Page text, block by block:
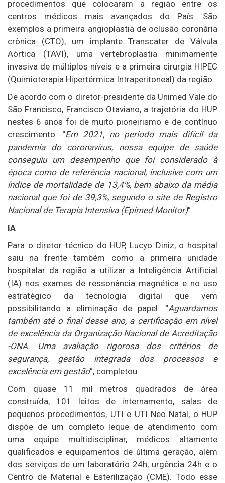
procedimentos que colocaram a região entre os
centros médicos mais avançados do País. São
exemplos a primeira angioplastia de oclusão coronária
crônica (CTO), um implante Transcater de Válvula
Aórtica (TAVI), uma vertebroplastia minimamente
invasiva de múltiplos níveis e a primeira cirurgia HIPEC
(Quimioterapia Hipertérmica Intraperitoneal) da região.
De acordo com o diretor-presidente da Unimed Vale do
São Francisco, Francisco Otaviano, a trajetória do HUP
nestes 6 anos foi de muito pioneirismo e de contínuo
crescimento. “Em 2021, no período mais difícil da
pandemia do coronavírus, nossa equipe de saúde
conseguiu um desempenho que foi considerado à
época como de referência nacional, inclusive com um
índice de mortalidade de 13,4%, bem abaixo da média
nacional que foi de 39,3%, segundo o site de Registro
Nacional de Terapia Intensiva (Epimed Monitor)”.
IA
Para o diretor técnico do HUP, Lucyo Diniz, o hospital
saiu na frente também como a primeira unidade
hospitalar da região a utilizar a Inteligência Artificial
(IA) nos exames de ressonância magnética e no uso
estratégico da tecnologia digital que vem
possibilitando a eliminação de papel. “Aguardamos
também até o final desse ano, a certificação em nível
de excelência da Organização Nacional de Acreditação
-ONA. Uma avaliação rigorosa dos critérios de
segurança, gestão integrada dos processos e
excelência em gestão”, completou.
Com quase 11 mil metros quadrados de área
construída, 101 leitos de internamento, salas de
pequenos procedimentos, UTI e UTI Neo Natal, o HUP
dispõe de um completo leque de atendimento com
uma equipe multidisciplinar, médicos altamente
qualificados e equipamentos de última geração, além
dos serviços de um laboratório 24h, urgência 24h e o
Centro de Material e Esterilização (CME). Todo esse